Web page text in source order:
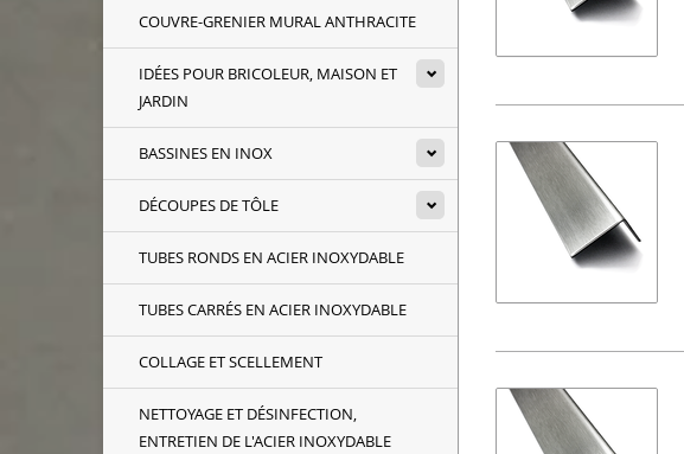
COUVRE-GRENIER MURAL ANTHRACITE
IDÉES POUR BRICOLEUR, MAISON ET
JARDIN
BASSINES EN INOX
DÉCOUPES DE TÔLE
TUBES RONDS EN ACIER INOXYDABLE
TUBES CARRÉS EN ACIER INOXYDABLE
COLLAGE ET SCELLEMENT
NETTOYAGE ET DÉSINFECTION,
ENTRETIEN DE L'ACIER INOXYDABLE